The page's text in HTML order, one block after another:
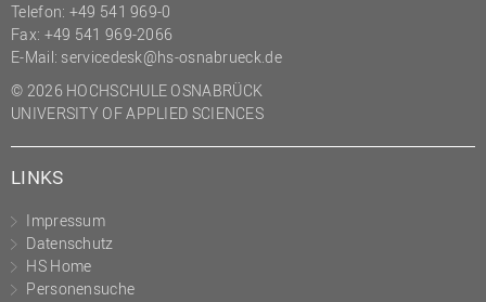
Telefon: +49 541 969-0
Fax: +49 541 969-2066
E-Mail: servicedesk@hs-osnabrueck.de
© 2026 HOCHSCHULE OSNABRÜCK
UNIVERSITY OF APPLIED SCIENCES
LINKS
Impressum
Datenschutz
HS Home
Personensuche